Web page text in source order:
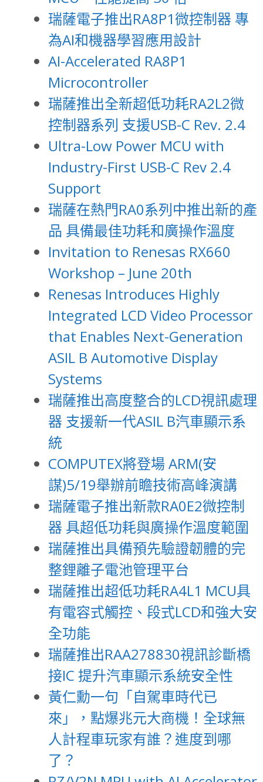
瑞薩電子推出RA8P1微控制器 專
為AI和機器學習應用設計
AI-Accelerated RA8P1
Microcontroller
瑞薩推出全新超低功耗RA2L2微
控制器系列 支援USB-C Rev. 2.4
Ultra-Low Power MCU with
Industry-First USB-C Rev 2.4
Support
瑞薩在熱門RA0系列中推出新的產
品 具備最佳功耗和廣操作溫度
Invitation to Renesas RX660
Workshop – June 20th
Renesas Introduces Highly
Integrated LCD Video Processor
that Enables Next-Generation
ASIL B Automotive Display
Systems
瑞薩推出高度整合的LCD視訊處理
器 支援新一代ASIL B汽車顯示系
統
COMPUTEX將登場 ARM(安
謀)5/19舉辦前瞻技術高峰演講
瑞薩電子推出新款RA0E2微控制
器 具超低功耗與廣操作溫度範圍
瑞薩推出具備預先驗證韌體的完
整鋰離子電池管理平台
瑞薩推出超低功耗RA4L1 MCU具
有電容式觸控、段式LCD和強大安
全功能
瑞薩推出RAA278830視訊診斷橋
接IC 提升汽車顯示系統安全性
黃仁勳一句「自駕車時代已
來」，點爆兆元大商機！全球無
人計程車玩家有誰？進度到哪
了？